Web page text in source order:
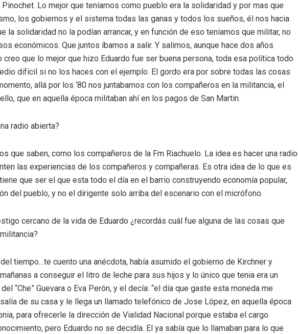
Lo mejor que teníamos como pueblo era la solidaridad y por mas que
los gobiernos y el sistema todas las ganas y todos los sueños, él nos hacia
la solidaridad no la podían arrancar, y en función de eso teníamos que militar, no
económicos. Que juntos íbamos a salir. Y salimos, aunque hace dos años
creo que lo mejor que hizo Eduardo fue ser buena persona, toda esa política todo
difícil si no los haces con el ejemplo. El gordo era por sobre todas las cosas
allá por los ‘80 nos juntabamos con los compañeros en la militancia, el
que en aquella época militaban ahí en los pagos de San Martin.
radio abierta?
que saben, como los compañeros de la Fm Riachuelo. La idea es hacer una radio
las experiencias de los compañeros y compañeras. Es otra idea de lo que es
que ser el que esta todo el día en el barrio construyendo economía popular,
del pueblo, y no el dirigente solo arriba del escenario con el micrófono.
cercano de la vida de Eduardo ¿recordás cuál fue alguna de las cosas que
tiempo…te cuento una anécdota, había asumido el gobierno de Kirchner y
a conseguir el litro de leche para sus hijos y lo único que tenia era un
“Che” Guevara o Eva Perón, y el decía: “el día que gaste esta moneda me
de su casa y le llega un llamado telefónico de Jose López, en aquella época
para ofrecerle la dirección de Vialidad Nacional porque estaba el cargo
pero Eduardo no se decidía. El ya sabía que lo llamaban para lo que